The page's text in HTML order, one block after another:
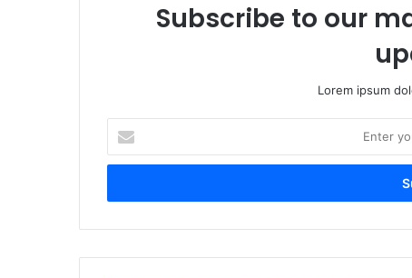
Subscribe to our
Lorem ipsum
your
Email